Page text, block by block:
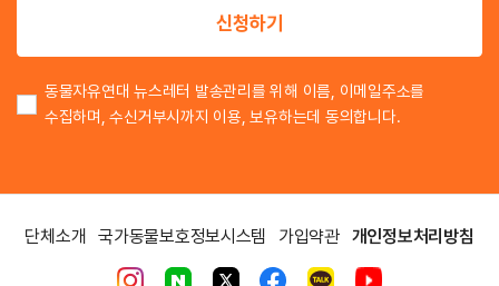
신청하기
동물자유연대 뉴스레터 발송관리를 위해 이름, 이메일주소를
수집하며, 수신거부시까지 이용, 보유하는데 동의합니다.
단체소개 국가동물보호정보시스템 가입약관 개인정보처리방침